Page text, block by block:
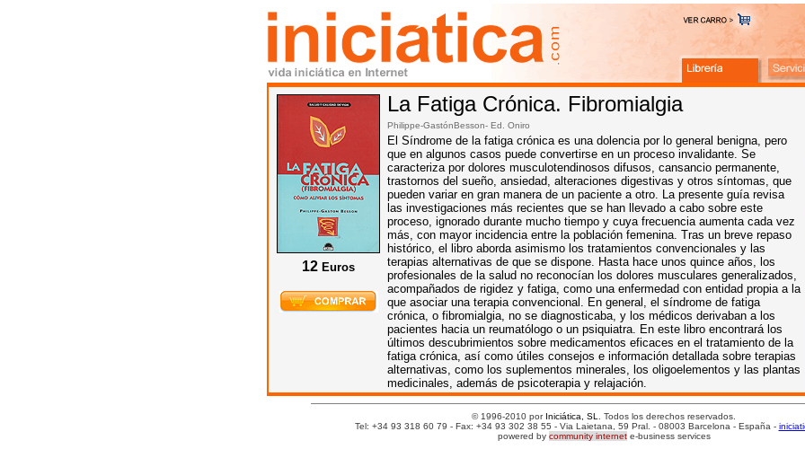
12 Euros
La Fatiga Crónica. Fibromialgia
Philippe-GastónBesson- Ed. Oniro
El Síndrome de la fatiga crónica es una dolencia por lo general benigna, pero
que en algunos casos puede convertirse en un proceso invalidante. Se
caracteriza por dolores musculotendinosos difusos, cansancio permanente,
trastornos del sueño, ansiedad, alteraciones digestivas y otros síntomas, que
pueden variar en gran manera de un paciente a otro. La presente guía revisa
las investigaciones más recientes que se han llevado a cabo sobre este
proceso, ignorado durante mucho tiempo y cuya frecuencia aumenta cada vez
más, con mayor incidencia entre la población femenina. Tras un breve repaso
histórico, el libro aborda asimismo los tratamientos convencionales y las
terapias alternativas de que se dispone. Hasta hace unos quince años, los
profesionales de la salud no reconocían los dolores musculares generalizados,
acompañados de rigidez y fatiga, como una enfermedad con entidad propia a la
que asociar una terapia convencional. En general, el síndrome de fatiga
crónica, o fibromialgia, no se diagnosticaba, y los médicos derivaban a los
pacientes hacia un reumatólogo o un psiquiatra. En este libro encontrará los
últimos descubrimientos sobre medicamentos eficaces en el tratamiento de la
fatiga crónica, así como útiles consejos e información detallada sobre terapias
alternativas, como los suplementos minerales, los oligoelementos y las plantas
medicinales, además de psicoterapia y relajación.
© 1996-2010 por Iniciática, SL
. Todos los derechos reservados.
Tel: +34 93 318 60 79 - Fax: +34 93 302 38 55 - Via Laietana, 59 Pral. - 08003 Barcelona - España -
powered by community internete-business services